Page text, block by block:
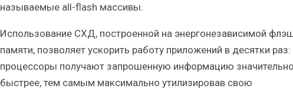
называемые all-flash массивы.
Использование СХД, построенной на энергонезависимой
памяти, позволяет ускорить работу приложений в десятки раз:
процессоры получают запрошенную информацию значительно
быстрее, тем самым максимально утилизировав свою